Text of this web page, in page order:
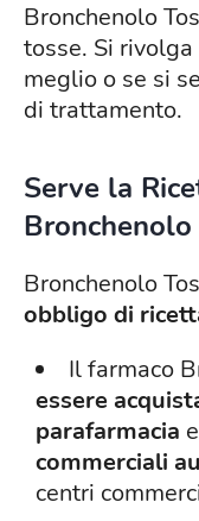
Bronchenolo
tosse. Si
meglio o se si
di trattamento.
Serve la
Bronchenolo
Bronchenolo
obbligo di
Il farmaco
essere
parafarmacia e
commerciali
centri